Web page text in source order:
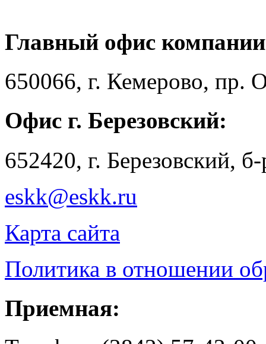
Главный офис
650066, г. Кемерово, пр.
Офис г. Березовский:
652420, г. Березовский,
eskk@eskk.ru
Карта сайта
Политика в отношении
Приемная: